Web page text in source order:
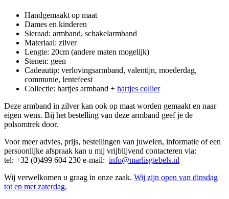
Handgemaakt op maat
Dames en kinderen
Sieraad: armband, schakelarmband
Materiaal: zilver
Lengte: 20cm (andere maten mogelijk)
Stenen: geen
Cadeautip: verlovingsarmband, valentijn, moederdag,
communie, lentefeest
Collectie: hartjes armband + hartjes collier
Deze armband in zilver kan ook op maat worden gemaakt en naar
eigen wens. Bij het bestelling van deze armband geef je de
polsomtrek door.
Voor meer advies, prijs, bestellingen van juwelen, informatie of een
persoonlijke afspraak kan u mij vrijblijvend contacteren via:
tel: +32 (0)499 604 230 e-mail: info@marlisgiebels.nl
Wij verwelkomen u graag in onze zaak. Wij zijn open van dinsdag
tot en met zaterdag.